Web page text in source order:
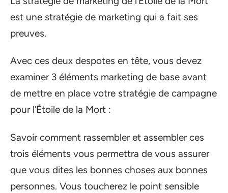
est une stratégie de marketing qui a fait ses
preuves.
Avec ces deux despotes en tête, vous devez
examiner 3 éléments marketing de base avant
de mettre en place votre stratégie de campagne
pour l’Étoile de la Mort :
Savoir comment rassembler et assembler ces
trois éléments vous permettra de vous assurer
que vous dites les bonnes choses aux bonnes
personnes. Vous toucherez le point sensible